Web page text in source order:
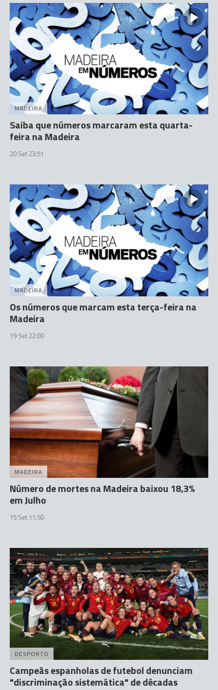
MADEIRA
Saiba que números marcaram esta quarta-
feira na Madeira
20 Set 23:51
MADEIRA
Os números que marcam esta terça-feira na
Madeira
19 Set 22:00
MADEIRA
Número de mortes na Madeira baixou 18,3%
em Julho
15 Set 11:50
DESPORTO
Campeãs espanholas de futebol denunciam
"discriminação sistemática" de décadas